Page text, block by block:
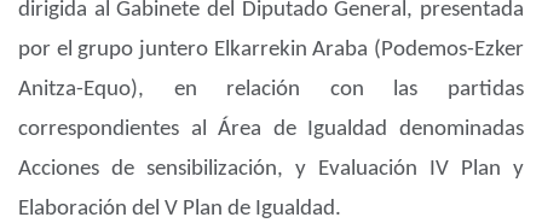
dirigida al Gabinete del Diputado General, presentada
por el grupo juntero Elkarrekin Araba (Podemos-Ezker
Anitza-Equo), en relación con las partidas
correspondientes al Área de Igualdad denominadas
Acciones de sensibilización, y Evaluación IV Plan y
Elaboración del V Plan de Igualdad.